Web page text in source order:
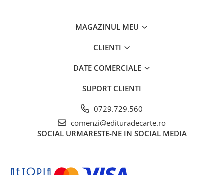
MAGAZINUL MEU
CLIENTI
DATE COMERCIALE
SUPORT CLIENTI
0729.729.560
comenzi@edituradecarte.ro
SOCIAL URMARESTE-NE IN SOCIAL MEDIA